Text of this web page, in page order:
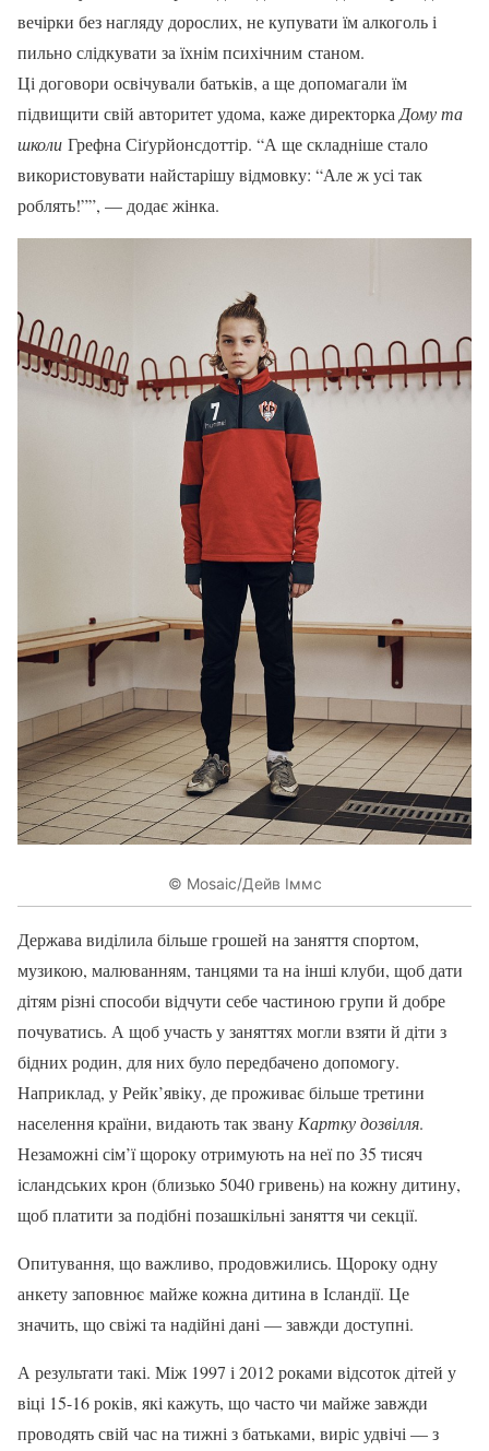
вечірки без нагляду дорослих, не купувати їм алкоголь і
пильно слідкувати за їхнім психічним станом.
Ці договори освічували батьків, а ще допомагали їм
підвищити свій авторитет удома, каже директорка Дому та
школи Грефна Сіґурйонсдоттір. “А ще складніше стало
використовувати найстарішу відмовку: “Але ж усі так
роблять!””, — додає жінка.
© Mosaic/Дейв Іммс
Держава виділила більше грошей на заняття спортом,
музикою, малюванням, танцями та на інші клуби, щоб дати
дітям різні способи відчути себе частиною групи й добре
почуватись. А щоб участь у заняттях могли взяти й діти з
бідних родин, для них було передбачено допомогу.
Наприклад, у Рейк’явіку, де проживає більше третини
населення країни, видають так звануКартку дозвілля.
Незаможні сім’ї щороку отримують на неї по 35 тисяч
ісландських крон (близько 5040 гривень) на кожну дитину,
щоб платити за подібні позашкільні заняття чи секції.
Опитування, що важливо, продовжились. Щороку одну
анкету заповнює майже кожна дитина в Ісландії. Це
значить, що свіжі та надійні дані — завжди доступні.
А результати такі. Між 1997 і 2012 роками відсоток дітей у
віці 15-16 років, які кажуть, що часто чи майже завжди
проводять свій час на тижні з батьками, виріс удвічі — з